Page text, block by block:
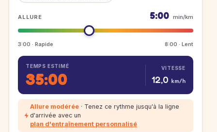
ALLURE 5:00 min/km
3:00 · Rapide 8:00 · Lent
TEMPS ESTIMÉ
35:00
VITESSE
12,0 km/h
Allure modérée · Tenez ce rythme jusqu'à la ligne
d'arrivée avec un
plan d'entraînement personnalisé